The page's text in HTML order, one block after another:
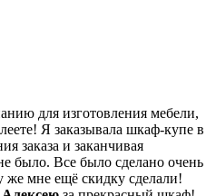
для изготовления мебели,
Я заказывала шкаф-купе в
заказа и заканчивая
было. Все было сделано очень
же мне ещё скидку сделали!